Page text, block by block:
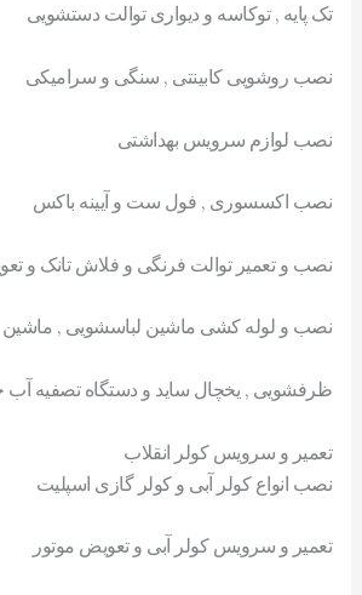
تک پایه , توکاسه و دیواری توالت دستشویی
نصب روشویی کابینتی , سنگی و سرامیکی
نصب لوازم سرویس بهداشتی
نصب اکسسوری , فول ست و آیینه باکس
نصب و تعمیر توالت فرنگی و فلاش تانک و
نصب و لوله کشی ماشین لباسشویی , ماشین
ظرفشویی , یخچال ساید و دستگاه تصفیه آب
تعمیر و سرویس کولر انقلاب
نصب انواع کولر آبی و کولر گازی اسپلیت
تعمیر و سرویس کولر آبی و تعویض موتور